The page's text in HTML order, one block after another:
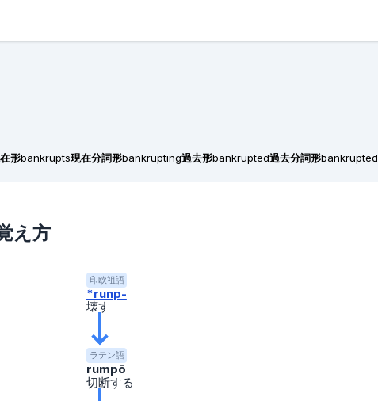
形bankrupts現在分詞形bankrupting過去形bankrupted過去分詞形bankrupted
え方
印欧祖語
*runp-
壊す
ラテン語
rumpō
切断する